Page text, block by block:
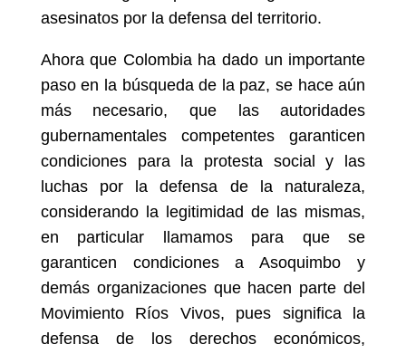
asesinatos por la defensa del territorio.
Ahora que Colombia ha dado un importante
paso en la búsqueda de la paz, se hace aún
más necesario, que las autoridades
gubernamentales competentes garanticen
condiciones para la protesta social y las
luchas por la defensa de la naturaleza,
considerando la legitimidad de las mismas,
en particular llamamos para que se
garanticen condiciones a Asoquimbo y
demás organizaciones que hacen parte del
Movimiento Ríos Vivos, pues significa la
defensa de los derechos económicos,